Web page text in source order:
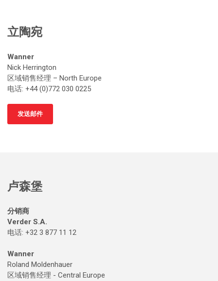
立陶宛
Wanner
Nick Herrington
区域销售经理 – North Europe
电话: +44 (0)772 030 0225
发送邮件
卢森堡
分销商
Verder S.A.
电话: +32 3 877 11 12
Wanner
Roland Moldenhauer
区域销售经理 - Central Europe